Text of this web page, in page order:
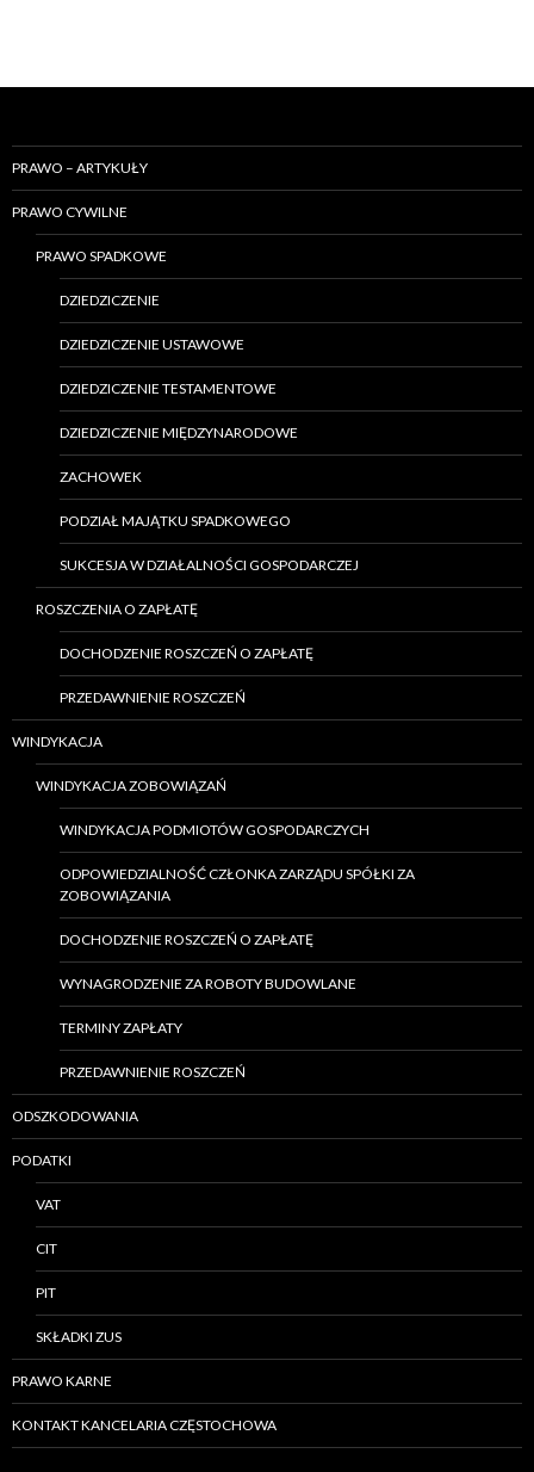
PRAWO – ARTYKUŁY
PRAWO CYWILNE
PRAWO SPADKOWE
DZIEDZICZENIE
DZIEDZICZENIE USTAWOWE
DZIEDZICZENIE TESTAMENTOWE
DZIEDZICZENIE MIĘDZYNARODOWE
ZACHOWEK
PODZIAŁ MAJĄTKU SPADKOWEGO
SUKCESJA W DZIAŁALNOŚCI GOSPODARCZEJ
ROSZCZENIA O ZAPŁATĘ
DOCHODZENIE ROSZCZEŃ O ZAPŁATĘ
PRZEDAWNIENIE ROSZCZEŃ
WINDYKACJA
WINDYKACJA ZOBOWIĄZAŃ
WINDYKACJA PODMIOTÓW GOSPODARCZYCH
ODPOWIEDZIALNOŚĆ CZŁONKA ZARZĄDU SPÓŁKI ZA
ZOBOWIĄZANIA
DOCHODZENIE ROSZCZEŃ O ZAPŁATĘ
WYNAGRODZENIE ZA ROBOTY BUDOWLANE
TERMINY ZAPŁATY
PRZEDAWNIENIE ROSZCZEŃ
ODSZKODOWANIA
PODATKI
VAT
CIT
PIT
SKŁADKI ZUS
PRAWO KARNE
KONTAKT KANCELARIA CZĘSTOCHOWA